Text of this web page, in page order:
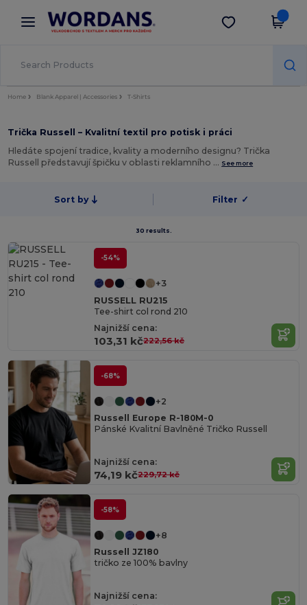
× Aplikace Wordans
Lepší ceny v aplikaci!
Stáhnout app
Home Blank Apparel | Accessories T-Shirts
Trička Russell – Kvalitní textil pro potisk i práci
Hledáte spojení tradice, kvality a moderního designu? Trička
Russell představují špičku v oblasti reklamního … See more
Sort by Filter ✓
30 results.
-54%
+3
RUSSELL RU215
Tee-shirt col rond 210
Najnižší cena:
103,31 kč222,56 kč
-68%
+2
Russell Europe R-180M-0
Pánské Kvalitní Bavlněné Tričko Russell
Najnižší cena:
74,19 kč229,72 kč
-58%
+8
Russell JZ180
tričko ze 100% bavlny
Najnižší cena: